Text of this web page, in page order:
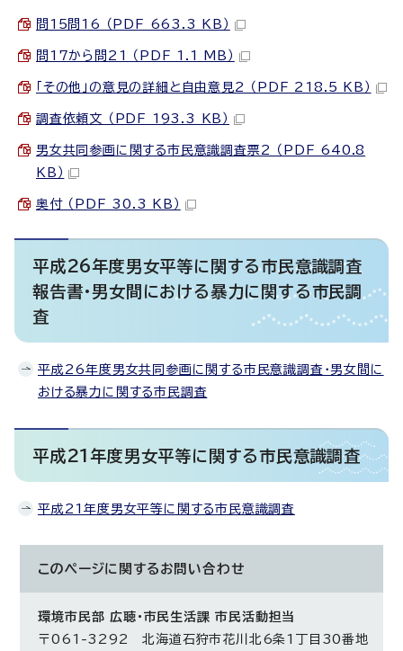
問15問16 （PDF 663.3 KB）
問17から問21 （PDF 1.1 MB）
「その他」の意見の詳細と自由意見2 （PDF 218.5 KB）
調査依頼文 （PDF 193.3 KB）
男女共同参画に関する市民意識調査票2 （PDF 640.8
KB）
奥付 （PDF 30.3 KB）
平成26年度男女平等に関する市民意識調査
報告書・男女間における暴力に関する市民調
査
平成26年度男女共同参画に関する市民意識調査・男女間に
おける暴力に関する市民調査
平成21年度男女平等に関する市民意識調査
平成21年度男女平等に関する市民意識調査
このページに関する お問い合わせ
環境市民部 広聴・市民生活課 市民活動担当
〒061-3292 北海道石狩市花川北6条1丁目30番地